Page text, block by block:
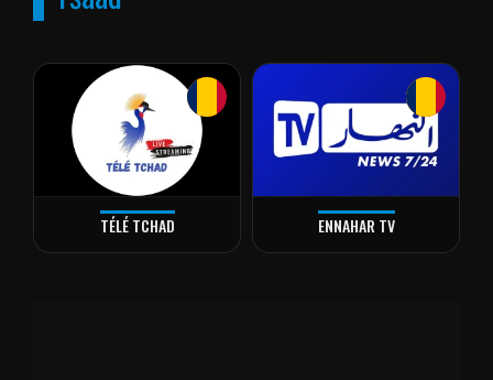
TÉLÉ TCHAD ENNAHAR TV